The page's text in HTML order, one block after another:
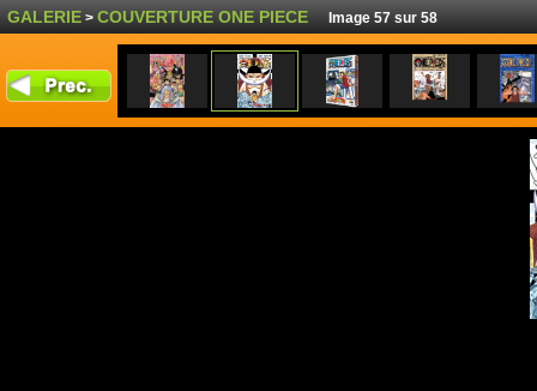
GALERIE > COUVERTURE ONE PIECE Image 57 sur 58